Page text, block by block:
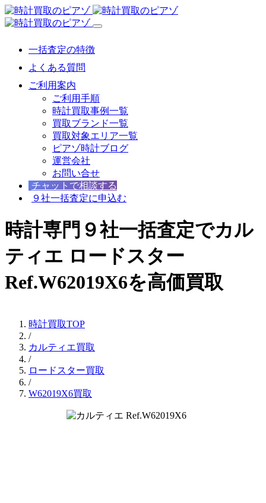
一括査定の特徴
よくある質問
ご利用案内
ご利用手順
時計買取事例一覧
買取ブランド一覧
買取対象エリア一覧
ピアゾ時計ブログ
運営会社
お問い合せ
チャットで相談する
９社一括査定に申込む
時計専門９社一括査定でカル
ティエ ロードスター
Ref.W62019X6を高価買取
時計買取TOP
/
カルティエ買取
/
ロードスター買取
/
W62019X6買取